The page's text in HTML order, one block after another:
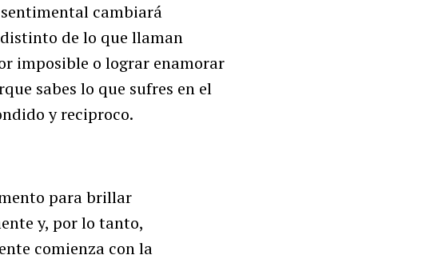
cambiará
de lo que llaman
imposible o lograr enamorar
sabes lo que sufres en el
y reciproco.
para brillar
y, por lo tanto,
comienza con la